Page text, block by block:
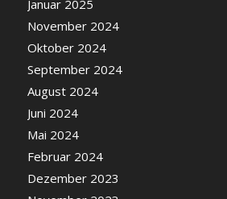
Januar 2025
November 2024
Oktober 2024
September 2024
August 2024
Juni 2024
Mai 2024
Februar 2024
Dezember 2023